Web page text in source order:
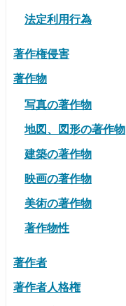
法定利用行為
著作権侵害
著作物
写真の著作物
地図、図形の著作物
建築の著作物
映画の著作物
美術の著作物
著作物性
著作者
著作者人格権